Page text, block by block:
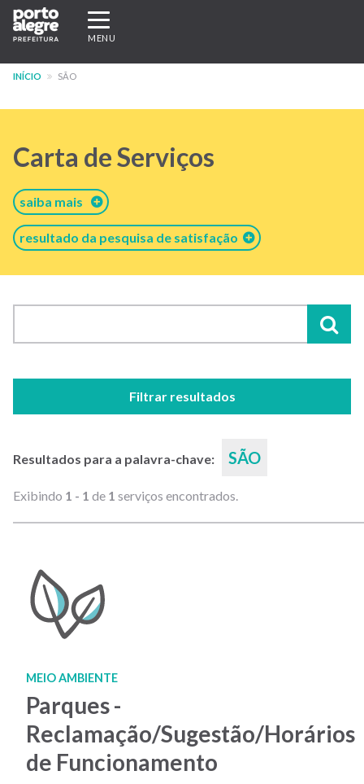
Pular
para
conteúdo
Expandir/recolher
navegação
MENU
INÍCIO SÃO
Carta de Serviços
saiba mais
resultado da pesquisa de satisfação
Filtrar resultados
Resultados para a palavra-chave: SÃO
Exibindo 1 - 1 de 1 serviços encontrados.
MEIO AMBIENTE
Parques -
Reclamação/Sugestão/Horários
de Funcionamento